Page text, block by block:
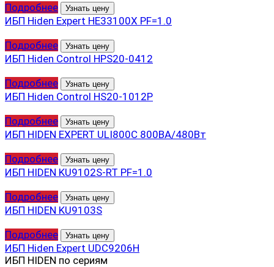
Подробнее Узнать цену
ИБП Hiden Expert HE33100X PF=1.0
Подробнее
Узнать цену
ИБП Hiden Control HPS20-0412
Подробнее
Узнать цену
ИБП Hiden Control HS20-1012P
Подробнее
Узнать цену
ИБП HIDEN EXPERT ULI800C 800ВА/480Вт
Подробнее
Узнать цену
ИБП HIDEN KU9102S-RT PF=1.0
Подробнее
Узнать цену
ИБП HIDEN KU9103S
Подробнее
Узнать цену
ИБП Hiden Expert UDC9206H
ИБП HIDEN по сериям